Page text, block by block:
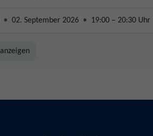
• 02. September 2026 • 19:00 – 20:30 Uhr